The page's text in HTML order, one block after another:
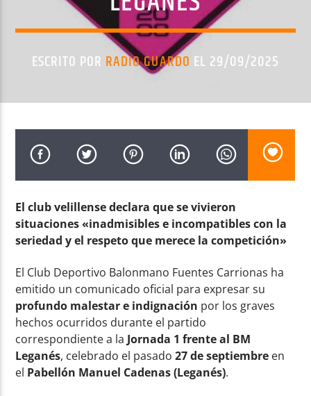
ESCRITO POR RADIO GUARDO EL 29/09/2025
El club velillense declara que se vivieron
situaciones «inadmisibles e incompatibles con la
seriedad y el respeto que merece la competición»
El Club Deportivo Balonmano Fuentes Carrionas ha
emitido un comunicado oficial para expresar su
profundo malestar e indignación por los graves
hechos ocurridos durante el partido
correspondiente a la Jornada 1 frente al BM
Leganés, celebrado el pasado27 de septiembre en
el Pabellón Manuel Cadenas (Leganés).